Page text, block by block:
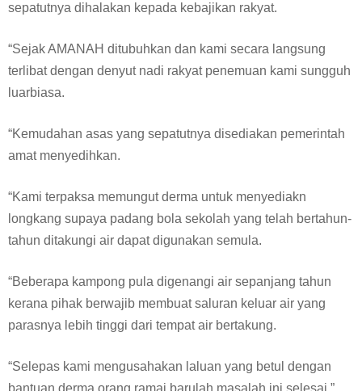
sepatutnya dihalakan kepada kebajikan rakyat.
“Sejak AMANAH ditubuhkan dan kami secara langsung
terlibat dengan denyut nadi rakyat penemuan kami sungguh
luarbiasa.
“Kemudahan asas yang sepatutnya disediakan pemerintah
amat menyedihkan.
“Kami terpaksa memungut derma untuk menyediakn
longkang supaya padang bola sekolah yang telah bertahun-
tahun ditakungi air dapat digunakan semula.
“Beberapa kampong pula digenangi air sepanjang tahun
kerana pihak berwajib membuat saluran keluar air yang
parasnya lebih tinggi dari tempat air bertakung.
“Selepas kami mengusahakan laluan yang betul dengan
bantuan derma orang ramai barulah masalah ini selesai,”